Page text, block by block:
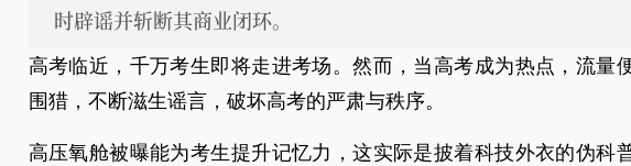
时辟谣并斩断其商业闭环。
高考临近，千万考生即将走进考场。然而，当高考成为热点，流量
围猎，不断滋生谣言，破坏高考的严肃与秩序。
高压氧舱被曝能为考生提升记忆力，这实际是披着科技外衣的伪科